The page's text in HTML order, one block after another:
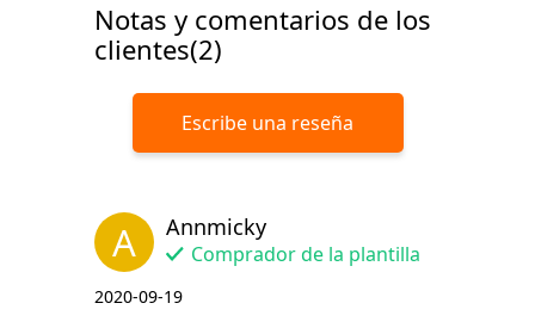
Notas y comentarios de los
clientes(2)
Escribe una reseña
A Annmicky
Comprador de la plantilla
2020-09-19